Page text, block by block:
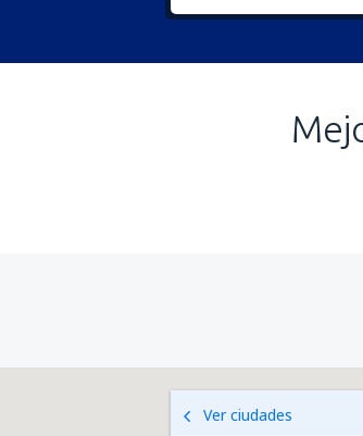
Ver ciudades